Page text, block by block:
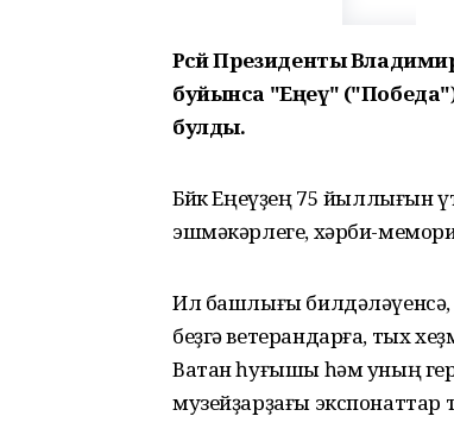
Рәсәй Президенты
буйынса "Еңеү"
булды.
Бөйөк Еңеүҙең 75 йыллығын
эшмәкәрлеге, хәрби-
Ил башлығы
беҙгә ветерандарға, тых
Ватан һуғышы һәм уның
музейҙарҙағы экспонаттар